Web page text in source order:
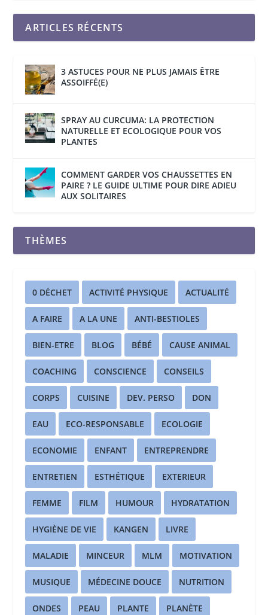
ARTICLES RÉCENTS
3 ASTUCES POUR NE PLUS JAMAIS ÊTRE
ASSOIFFÉ(E)
SPRAY AU CURCUMA: LA PROTECTION
NATURELLE ET ECOLOGIQUE POUR VOS
PLANTES
COMMENT GARDER VOS CHAUSSETTES EN
PAIRE ? LE GUIDE ULTIME POUR DIRE ADIEU
AUX SOLITAIRES
THÈMES
0 DÉCHET ACTIVITÉ PHYSIQUE ACTUALITÉ
A FAIRE A LA UNE ANTI-BESTIOLES
BIEN-ETRE BLOG BÉBÉ CAUSE ANIMAL
COACHING CONSCIENCE CONSEILS
CORPS CUISINE DEV. PERSO DON
EAU ECO-RESPONSABLE ECOLOGIE
ECONOMIE ENFANT ENTREPRENDRE
ENTRETIEN ESTHÉTIQUE EXTERIEUR
FEMME FILM HUMOUR HYDRATATION
HYGIÈNE DE VIE KANGEN LIVRE
MALADIE MINCEUR MLM MOTIVATION
MUSIQUE MÉDECINE DOUCE NUTRITION
ONDES PEAU PLANTE PLANÈTE